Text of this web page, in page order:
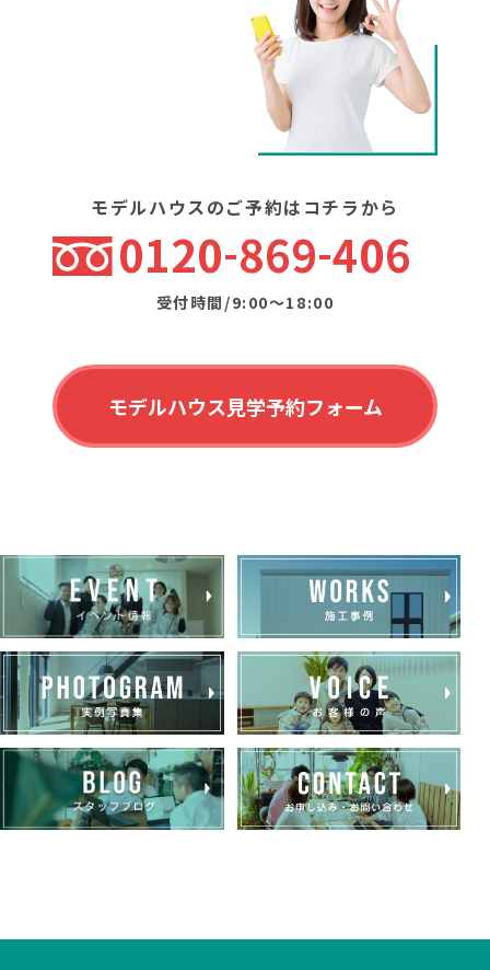
モデルハウスのご予約はコチラから
0120 869 406
受付時間/9:00〜18:00
モデルハウス見学予約フォーム